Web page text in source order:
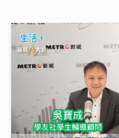
民生無小事｜家長
解升學部署與情緒壓
12/07/2026